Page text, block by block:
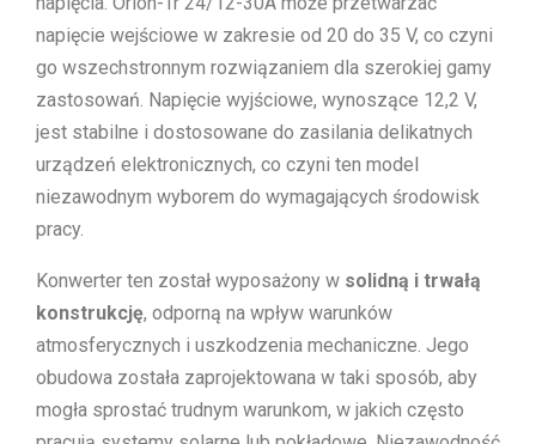
napięcie wejściowe w zakresie od 20 do 35 V, co czyni
go wszechstronnym rozwiązaniem dla szerokiej gamy
zastosowań. Napięcie wyjściowe, wynoszące 12,2 V,
jest stabilne i dostosowane do zasilania delikatnych
urządzeń elektronicznych, co czyni ten model
niezawodnym wyborem do wymagających środowisk
pracy.
Konwerter ten został wyposażony w solidną i trwałą
konstrukcję, odporną na wpływ warunków
atmosferycznych i uszkodzenia mechaniczne. Jego
obudowa została zaprojektowana w taki sposób, aby
mogła sprostać trudnym warunkom, w jakich często